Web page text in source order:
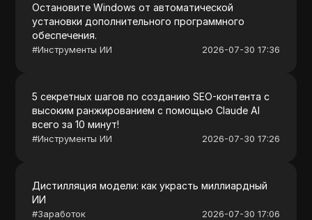
Остановите Windows от автоматической
установки дополнительного программного
обеспечения.
#Инструменты ИИ 2026-07-30 17:36
5 секретных шагов по созданию SEO-контента с
высоким ранжированием с помощью Claude AI
всего за 10 минут!
#Инструменты ИИ 2026-07-30 17:26
Дистилляция модели: как украсть миллиардный
ИИ
#Заработок 2026-07-30 17:06